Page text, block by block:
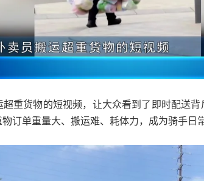
重货物的短视频，让大众看到了即时配送
订单重量大、搬运难、耗体力，成为骑手日